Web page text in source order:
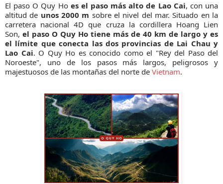
El paso O Quy Ho es el paso más alto de Lao Cai, con una
altitud de unos 2000 m sobre el nivel del mar. Situado en la
carretera nacional 4D que cruza la cordillera Hoang Lien
Son, el paso O Quy Ho tiene más de 40 km de largo y es
el límite que conecta las dos provincias de Lai Chau y
Lao Cai. O Quy Ho es conocido como el "Rey del Paso del
Noroeste", uno de los pasos más largos, peligrosos y
majestuosos de las montañas del norte de Vietnam.